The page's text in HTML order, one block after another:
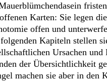
Karten: Sie legen
offen und
Kapiteln stellen
Ursachen
der Übersichtlichkeit
machen sie aber in den